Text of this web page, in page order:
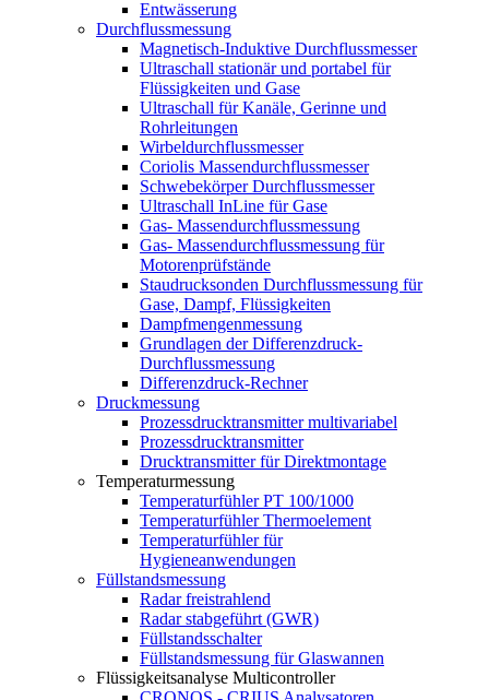
Entwässerung
Durchflussmessung
Magnetisch-Induktive Durchflussmesser
Ultraschall stationär und portabel für
Flüssigkeiten und Gase
Ultraschall für Kanäle, Gerinne und
Rohrleitungen
Wirbeldurchflussmesser
Coriolis Massendurchflussmesser
Schwebekörper Durchflussmesser
Ultraschall InLine für Gase
Gas- Massendurchflussmessung
Gas- Massendurchflussmessung für
Motorenprüfstände
Staudrucksonden Durchflussmessung für
Gase, Dampf, Flüssigkeiten
Dampfmengenmessung
Grundlagen der Differenzdruck-
Durchflussmessung
Differenzdruck-Rechner
Druckmessung
Prozessdrucktransmitter multivariabel
Prozessdrucktransmitter
Drucktransmitter für Direktmontage
Temperaturmessung
Temperaturfühler PT 100/1000
Temperaturfühler Thermoelement
Temperaturfühler für
Hygieneanwendungen
Füllstandsmessung
Radar freistrahlend
Radar stabgeführt (GWR)
Füllstandsschalter
Füllstandsmessung für Glaswannen
Flüssigkeitsanalyse Multicontroller